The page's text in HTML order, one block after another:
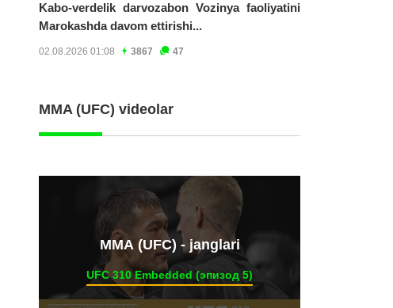
Kabo-verdelik darvozabon Vozinya faoliyatini
Marokashda davom ettirishi...
02.08.2026 01:08 3867 47
MMA (UFC) videolar
ММА (UFC) - janglari
UFC 310 Embedded (эпизод 5)